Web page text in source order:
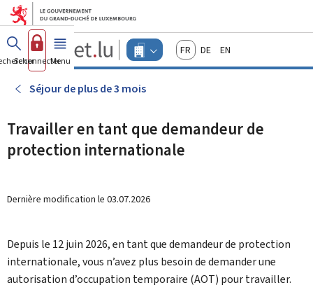
Aller au menu principal
Aller au contenu
Guichet.lu
Changer
d'espace
Menu
actif
FrançaisDeutschEnglish
Se connecterMenu principal
Séjour de plus de 3 mois
Travailler en tant que demandeur de
protection internationale
Dernière modification le 03.07.2026
Depuis le 12 juin 2026, en tant que demandeur de protection
internationale, vous n’avez plus besoin de demander une
autorisation d’occupation temporaire (AOT) pour travailler.